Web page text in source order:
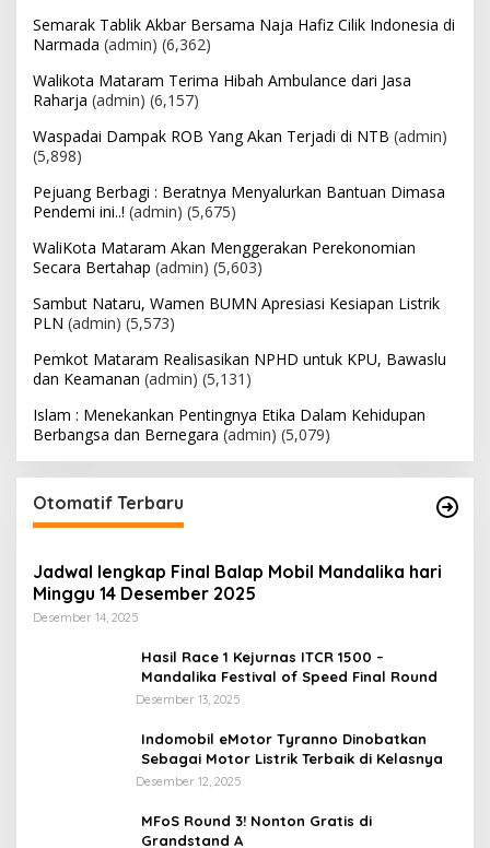
Semarak Tablik Akbar Bersama Naja Hafiz Cilik Indonesia di
Narmada (admin) (6,362)
Walikota Mataram Terima Hibah Ambulance dari Jasa
Raharja (admin) (6,157)
Waspadai Dampak ROB Yang Akan Terjadi di NTB (admin)
(5,898)
Pejuang Berbagi : Beratnya Menyalurkan Bantuan Dimasa
Pendemi ini..! (admin) (5,675)
WaliKota Mataram Akan Menggerakan Perekonomian
Secara Bertahap (admin) (5,603)
Sambut Nataru, Wamen BUMN Apresiasi Kesiapan Listrik
PLN (admin) (5,573)
Pemkot Mataram Realisasikan NPHD untuk KPU, Bawaslu
dan Keamanan (admin) (5,131)
Islam : Menekankan Pentingnya Etika Dalam Kehidupan
Berbangsa dan Bernegara (admin) (5,079)
Otomatif Terbaru
Jadwal lengkap Final Balap Mobil Mandalika hari
Minggu 14 Desember 2025
Desember 14, 2025
Hasil Race 1 Kejurnas ITCR 1500 –
Mandalika Festival of Speed Final Round
Desember 13, 2025
Indomobil eMotor Tyranno Dinobatkan
Sebagai Motor Listrik Terbaik di Kelasnya
Desember 12, 2025
MFoS Round 3! Nonton Gratis di
Grandstand A